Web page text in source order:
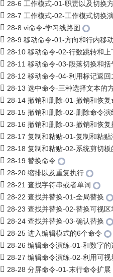
28-6 工作模式-01-职责以及切换
28-7 工作模式-02-工作模式切换
28-8 vi命令-学习线路图
28-9 移动命令-01-方向和行内移动
28-10 移动命令-02-行数跳转和上
28-11 移动命令-03-段落切换和括
28-12 移动命令-04-利用标记返
28-13 选中命令-三种选择文本的
28-14 撤销和删除-01-撤销和恢复
28-15 撤销和删除-02-删除命令演
28-16 撤销和删除-03-撤销和恢复
28-17 复制和粘贴-01-复制和粘贴
28-18 复制和粘贴-02-系统剪切
28-19 替换命令
28-20 缩排以及重复执行
28-21 查找字符串或者单词
28-22 查找并替换-01-全局替换
28-23 查找并替换-02-替换可视区
28-24 查找并替换-03-确认替换
28-25 进入编辑模式的6个命令
28-26 编辑命令演练-01-和数字的
28-27 编辑命令演练-02-利用可
28-28 分屏命令-01-末行命令扩展